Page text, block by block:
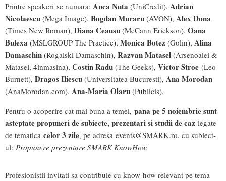
Printre speakeri se numara: Anca Nuta (UniCredit), Adrian
Nicolaescu (Mega Image), Bogdan Muraru (AVON), Alex Dona
(Times New Roman), Diana Ceausu (McCann Erickson), Oana
Bulexa (MSLGROUP The Practice), Monica Botez (Golin), Alina
Damaschin (Rogalski Damaschin), Razvan Matasel (Arsenoaiei &
Matasel, 4inmasina), Costin Radu (The Geeks), Victor Stroe (Leo
Burnett), Dragos Iliescu (Universitatea Bucuresti), Ana Morodan
(AnaMorodan.com), Ana-Maria Olaru (Publicis).
Pentru o acoperire cat mai buna a temei, pana pe 5 noiembrie sunt
asteptate propuneri de subiecte, prezentari si studii de caz legate
de tematica celor 3 zile, pe adresa events@SMARK.ro, cu subiect-
ul: Propunere prezentare SMARK KnowHow.
Profesionistii invitati sa contribuie cu know-how relevant pe tema